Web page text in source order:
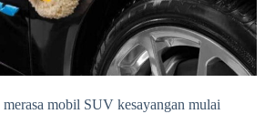
mobil SUV kesayangan mulai